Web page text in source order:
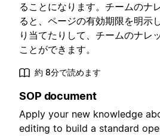
ることになります。チームのナ
ると、ページの有効期限を明示
り当てたりして、チームのナレ
ことができます。
約 8分で読めます
SOP document
Apply your new knowledge
editing to build a standard